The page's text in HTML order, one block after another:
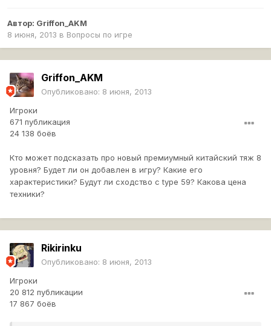
Автор: Griffon_AKM
8 июня, 2013 в Вопросы по игре
Griffon_AKM
Опубликовано: 8 июня, 2013
Игроки
671 публикация
24 138 боёв
Кто может подсказать про новый премиумный китайский тяж 8
уровня? Будет ли он добавлен в игру? Какие его
характеристики? Будут ли сходство с type 59? Какова цена
техники?
Rikirinku
Опубликовано: 8 июня, 2013
Игроки
20 812 публикации
17 867 боёв